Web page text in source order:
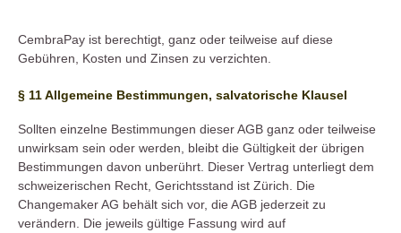
CembraPay ist berechtigt, ganz oder teilweise auf diese
Gebühren, Kosten und Zinsen zu verzichten.
§ 11 Allgemeine Bestimmungen, salvatorische Klausel
Sollten einzelne Bestimmungen dieser AGB ganz oder teilweise
unwirksam sein oder werden, bleibt die Gültigkeit der übrigen
Bestimmungen davon unberührt. Dieser Vertrag unterliegt dem
schweizerischen Recht, Gerichtsstand ist Zürich. Die
Changemaker AG behält sich vor, die AGB jederzeit zu
verändern. Die jeweils gültige Fassung wird auf